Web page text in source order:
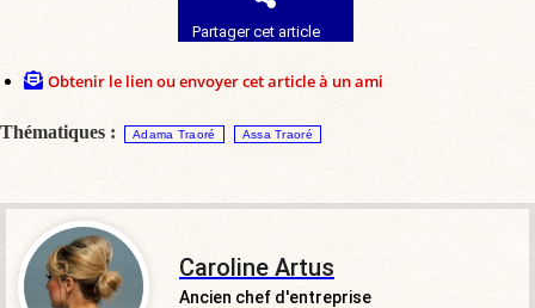
Partager cet article
Obtenir le lien ou envoyer cet article à un ami
Thématiques : Adama Traoré Assa Traoré
Caroline Artus
Ancien chef d'entreprise